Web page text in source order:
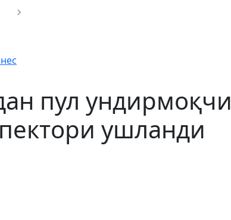
пул ундирмоқчи
ушланди